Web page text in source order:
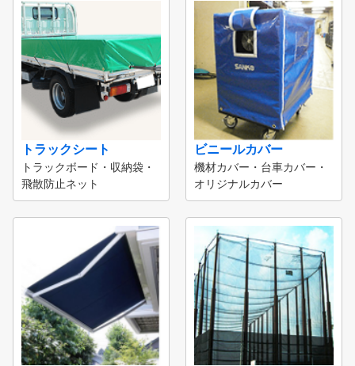
トラックシート
トラックボード・収納袋・
飛散防止ネット
ビニールカバー
機材カバー・台車カバー・
オリジナルカバー